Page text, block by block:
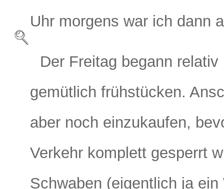
Uhr morgens war ich
Der Freitag begann
gemütlich frühstücken.
aber noch einzukaufen,
Verkehr komplett gesperrt
Schwaben (eigentlich ja